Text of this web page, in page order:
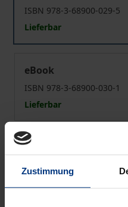
Zustimmung
ISBN 978-3-68900-029-5
Lieferbar
eBook
ISBN 978-3-68900-030-1
Lieferbar
Preisangaben inkl. MwSt.
kann die MwSt. an der
In